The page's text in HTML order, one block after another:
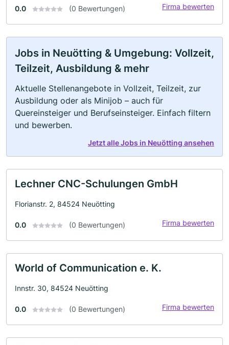
0.0 (0 Bewertungen) Firma bewerten
Jobs in Neuötting & Umgebung: Vollzeit,
Teilzeit, Ausbildung & mehr
Aktuelle Stellenangebote in Vollzeit, Teilzeit, zur
Ausbildung oder als Minijob – auch für
Quereinsteiger und Berufseinsteiger. Einfach filtern
und bewerben.
Jetzt alle Jobs in Neuötting ansehen
Lechner CNC-Schulungen GmbH
Florianstr. 2, 84524 Neuötting
0.0 (0 Bewertungen) Firma bewerten
World of Communication e. K.
Innstr. 30, 84524 Neuötting
0.0 (0 Bewertungen) Firma bewerten